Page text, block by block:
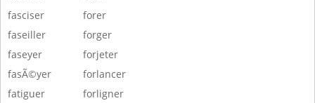
fasciser
faseiller
faseyer
fasÃ©yer
fatiguer
forer
forger
forjeter
forlancer
forligner